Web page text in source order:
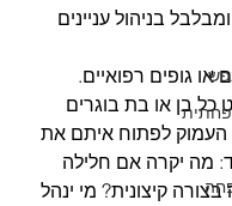
בניהול עניינים
או גופים רפואיים.
כל בן או בת בוגרים
לפתוח איתם את
מה יקרה אם חלילה
קיצונית? מי ינהל